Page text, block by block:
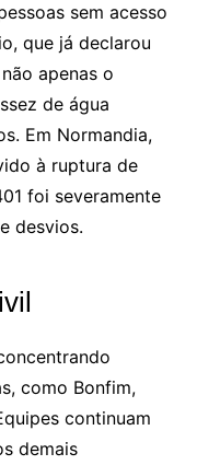
sem acesso
que já declarou
apenas o
de água
Em Normandia,
à ruptura de
foi severamente
desvios.
como Bonfim,
continuam
demais